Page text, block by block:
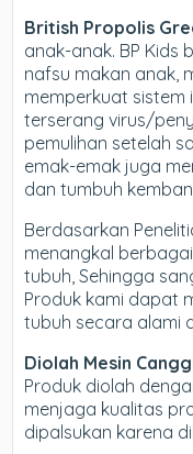
British Propolis
anak-anak. BP Kids
nafsu makan anak,
memperkuat sistem
terserang virus/
pemulihan setelah
emak-emak juga
dan tumbuh
Berdasarkan
menangkal
tubuh, Sehingga
Produk kami dapat
tubuh secara alami
Diolah Mesin
Produk diolah
menjaga kualitas
dipalsukan karena